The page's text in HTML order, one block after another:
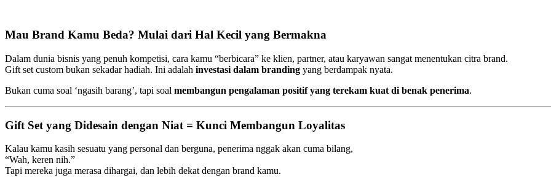
Mau Brand Kamu Beda? Mulai dari Hal Kecil yang Bermakna
Dalam dunia bisnis yang penuh kompetisi, cara kamu “berbicara” ke klien, partner, atau karyawan sangat menentukan citra brand.
Gift set custom bukan sekadar hadiah. Ini adalah investasi dalam branding yang berdampak nyata.
Bukan cuma soal ‘ngasih barang’, tapi soal membangun pengalaman positif yang terekam kuat di benak penerima.
Gift Set yang Didesain dengan Niat = Kunci Membangun Loyalitas
Kalau kamu kasih sesuatu yang personal dan berguna, penerima nggak akan cuma bilang,
“Wah, keren nih.”
Tapi mereka juga merasa dihargai, dan lebih dekat dengan brand kamu.